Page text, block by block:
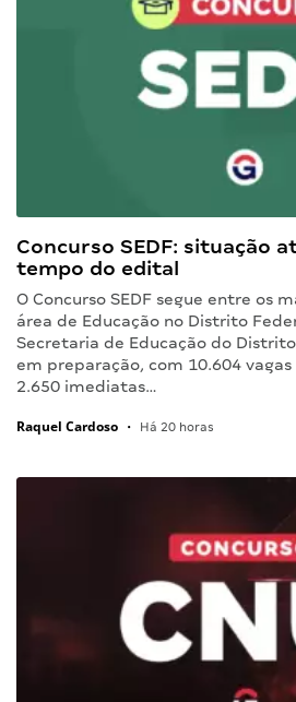
Concurso SEDF: situação
tempo do edital
O Concurso SEDF segue entre os
área de Educação no Distrito
Secretaria de Educação do
em preparação, com 10.604
2.650 imediatas…
Raquel Cardoso • Há 20 horas